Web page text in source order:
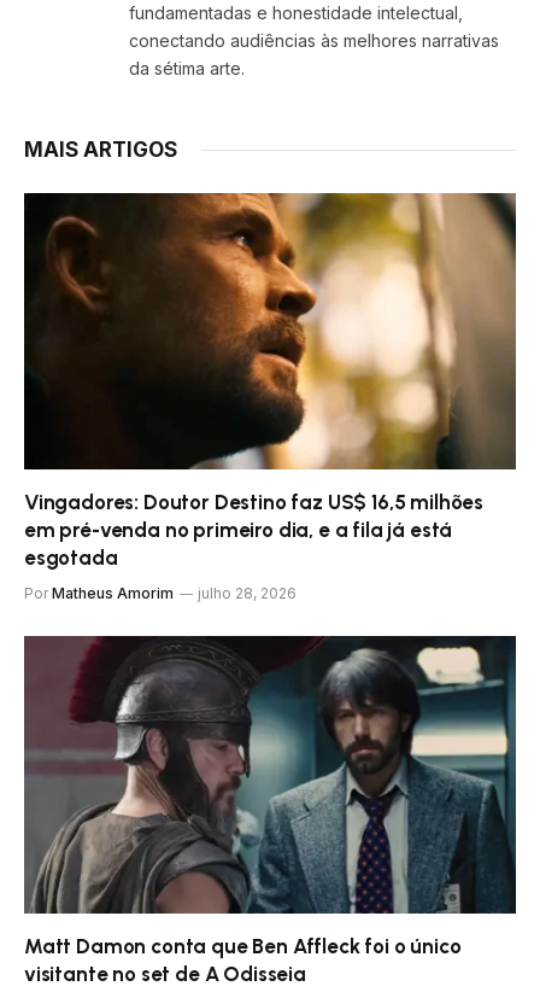
fundamentadas e honestidade intelectual,
conectando audiências às melhores narrativas
da sétima arte.
MAIS ARTIGOS
Vingadores: Doutor Destino faz US$ 16,5 milhões
em pré-venda no primeiro dia, e a fila já está
esgotada
Por Matheus Amorim julho 28, 2026
Matt Damon conta que Ben Affleck foi o único
visitante no set de A Odisseia